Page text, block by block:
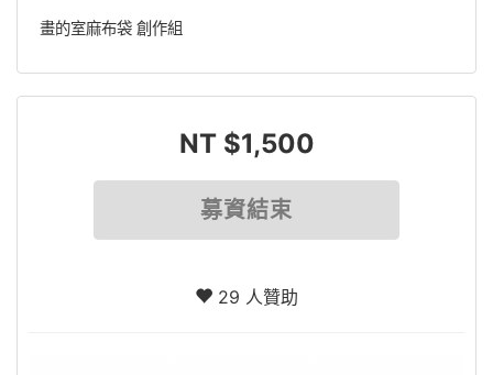
畫的室麻布袋 創作組
NT $1,500
募資結束
29 人贊助